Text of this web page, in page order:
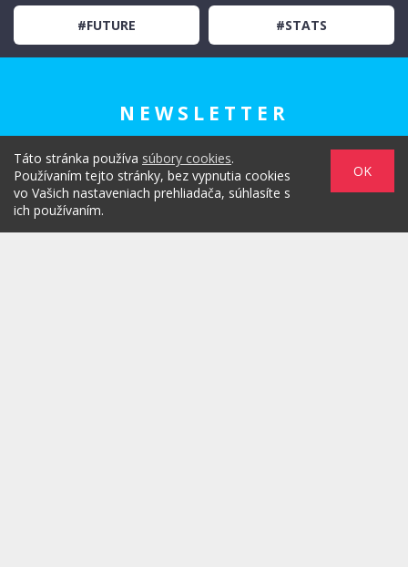
Táto stránka používa súbory cookies.
Používaním tejto stránky, bez vypnutia cookies
vo Vašich nastaveniach prehliadača, súhlasíte s
ich používaním.
OK
#FUTURE #STATS
NEWSLETTER